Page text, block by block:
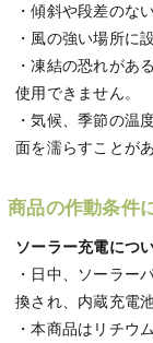
・傾斜や段差のな
・風の強い場所に
・凍結の恐れがあ
使用できません。
・気候、季節の温
面を濡らすことが
商品の作動条件
ソーラー充電につ
・日中、ソーラー
換され、内蔵充電
・本商品はリチウ